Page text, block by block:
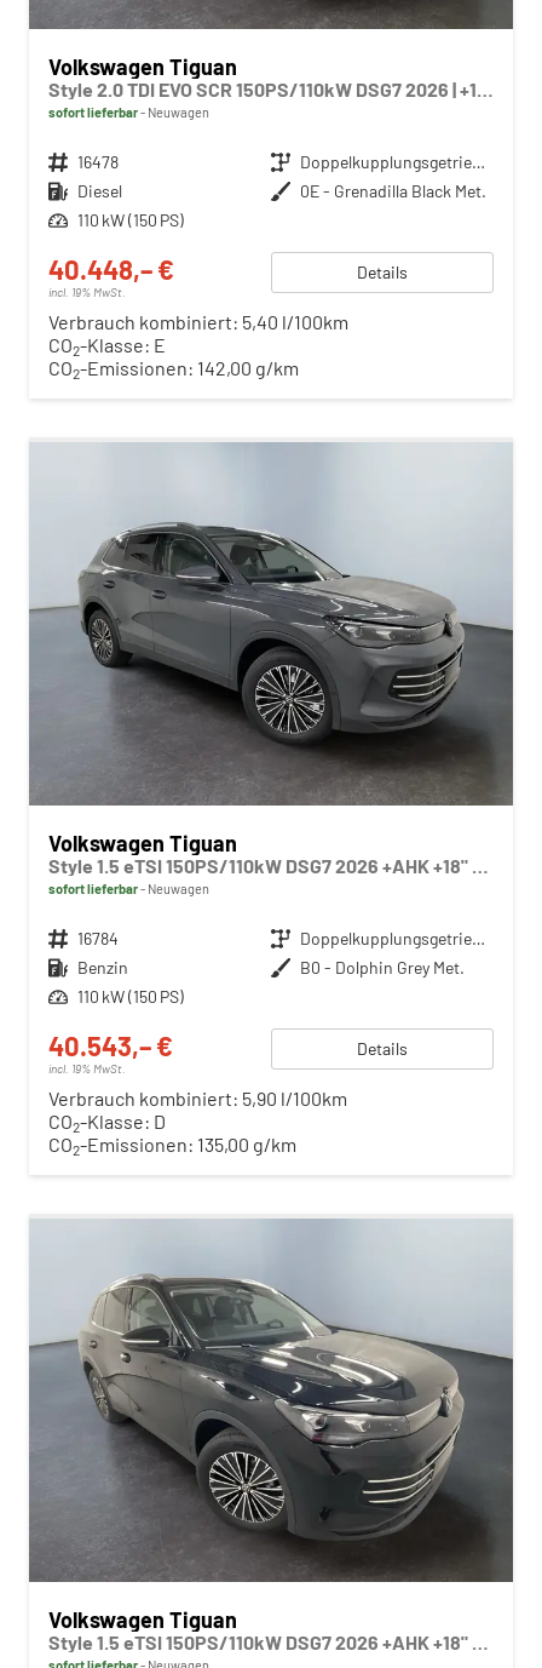
Volkswagen Tiguan
Style 2.0 TDI EVO SCR 150PS/110kW DSG7 2026 | +18" ALU +360-AreaView +HuD +Car2X +TravelAssist
sofort lieferbar Neuwagen
Fahrzeugnr. 16478 Getriebe
Doppelkupplungsgetriebe (DSG)
Kraftstoff Diesel Außenfarbe 0E - Grenadilla Black Met.
Leistung 110 kW (150 PS)
40.448,– €
incl. 19% MwSt.
Details
Verbrauch kombiniert: 5,40 l/100km
CO2-Klasse: E
CO2-Emissionen: 142,00 g/km
Volkswagen Tiguan
Style 1.5 eTSI 150PS/110kW DSG7 2026 +AHK +18" ALU +360-AreaView +HuD +Car2X +TravelAssist
sofort lieferbar Neuwagen
Fahrzeugnr. 16784 Getriebe
Doppelkupplungsgetriebe (DSG)
Kraftstoff Benzin Außenfarbe B0 - Dolphin Grey Met.
Leistung 110 kW (150 PS)
40.543,– €
incl. 19% MwSt.
Details
Verbrauch kombiniert: 5,90 l/100km
CO2-Klasse: D
CO2-Emissionen: 135,00 g/km
Volkswagen Tiguan
Style 1.5 eTSI 150PS/110kW DSG7 2026 +AHK +18" ALU +360-AreaView +HuD +Car2X +TravelAssist